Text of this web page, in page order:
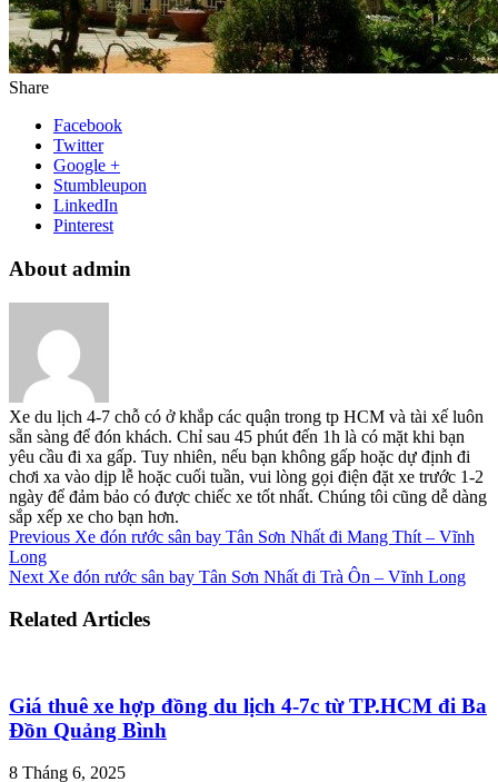
Share
Facebook
Twitter
Google +
Stumbleupon
LinkedIn
Pinterest
About admin
Xe du lịch 4-7 chỗ có ở khắp các quận trong tp HCM và tài xế luôn
sẵn sàng để đón khách. Chỉ sau 45 phút đến 1h là có mặt khi bạn
yêu cầu đi xa gấp. Tuy nhiên, nếu bạn không gấp hoặc dự định đi
chơi xa vào dịp lễ hoặc cuối tuần, vui lòng gọi điện đặt xe trước 1-2
ngày để đảm bảo có được chiếc xe tốt nhất. Chúng tôi cũng dễ dàng
sắp xếp xe cho bạn hơn.
Previous Xe đón rước sân bay Tân Sơn Nhất đi Mang Thít – Vĩnh
Long
Next Xe đón rước sân bay Tân Sơn Nhất đi Trà Ôn – Vĩnh Long
Related Articles
Giá thuê xe hợp đồng du lịch 4-7c từ TP.HCM đi Ba
Đồn Quảng Bình
8 Tháng 6, 2025